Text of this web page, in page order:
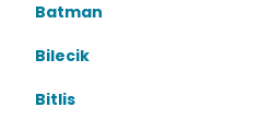
Batman
Bilecik
Bitlis